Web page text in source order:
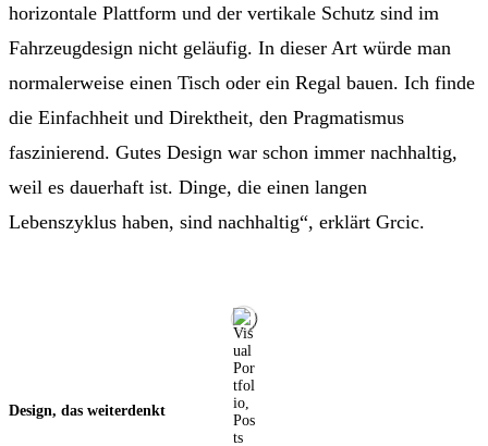
horizontale Plattform und der vertikale Schutz sind im
Fahrzeugdesign nicht geläufig. In dieser Art würde man
normalerweise einen Tisch oder ein Regal bauen. Ich finde
die Einfachheit und Direktheit, den Pragmatismus
faszinierend. Gutes Design war schon immer nachhaltig,
weil es dauerhaft ist. Dinge, die einen langen
Lebenszyklus haben, sind nachhaltig“, erklärt Grcic.
Design, das weiterdenkt